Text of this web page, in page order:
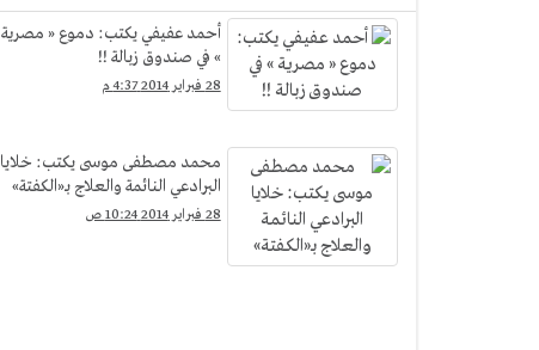
أحمد عفيفي يكتب: دموع « مصرية
» في صندوق زبالة !!
28 فبراير 2014 4:37 م
محمد مصطفى موسى يكتب: خلايا
البرادعي النائمة والعلاج بـ«الكفتة»
28 فبراير 2014 10:24 ص